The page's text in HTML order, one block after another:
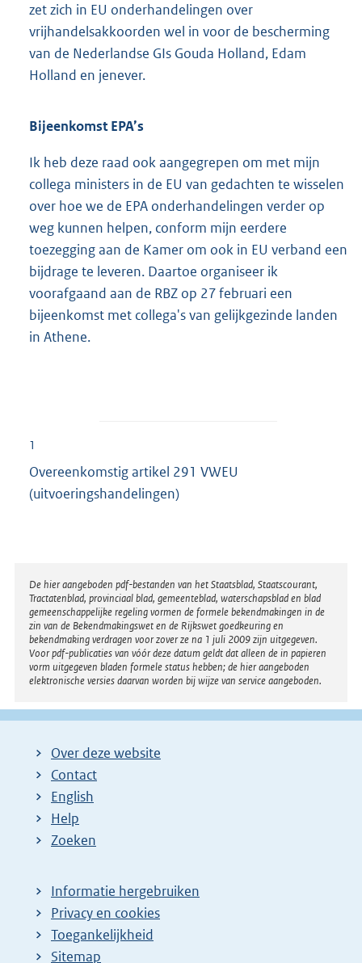
zet zich in EU onderhandelingen over
vrijhandelsakkoorden wel in voor de bescherming
van de Nederlandse GIs Gouda Holland, Edam
Holland en jenever.
Bijeenkomst EPA’s
Ik heb deze raad ook aangegrepen om met mijn
collega ministers in de EU van gedachten te wisselen
over hoe we de EPA onderhandelingen verder op
weg kunnen helpen, conform mijn eerdere
toezegging aan de Kamer om ook in EU verband een
bijdrage te leveren. Daartoe organiseer ik
voorafgaand aan de RBZ op 27 februari een
bijeenkomst met collega's van gelijkgezinde landen
in Athene.
1
Overeenkomstig artikel 291 VWEU
(uitvoeringshandelingen)
Disclaimer
De hier aangeboden pdf-bestanden van het Staatsblad, Staatscourant,
Tractatenblad, provinciaal blad, gemeenteblad, waterschapsblad en blad
gemeenschappelijke regeling vormen de formele bekendmakingen in de
zin van de Bekendmakingswet en de Rijkswet goedkeuring en
bekendmaking verdragen voor zover ze na 1 juli 2009 zijn uitgegeven.
Voor pdf-publicaties van vóór deze datum geldt dat alleen de in papieren
vorm uitgegeven bladen formele status hebben; de hier aangeboden
elektronische versies daarvan worden bij wijze van service aangeboden.
Over deze website
Contact
English
Help
Zoeken
Informatie hergebruiken
Privacy en cookies
Toegankelijkheid
Sitemap